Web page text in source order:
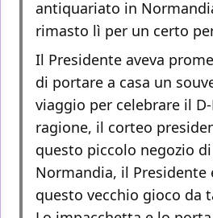
antiquariato in
rimasto lì per un certo
Il Presidente aveva
di portare a casa un
viaggio per celebrare il
ragione, il corteo
questo piccolo negozio
Normandia, il Presidente
questo vecchio gioco da